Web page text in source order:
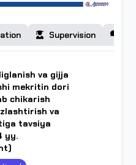
kimyo
ishladi. 2008 yilda
geksamidinni biologik
olish va tahlil usullarini
dissertatsiyasini
dori
kimyo-
xususiyatlari”
dissertatsiyasini
oralig’ida
katta o‘qituvchi,
Supervision
va gijja
mekritin dori
chikarish
va
tavsiya
yy.